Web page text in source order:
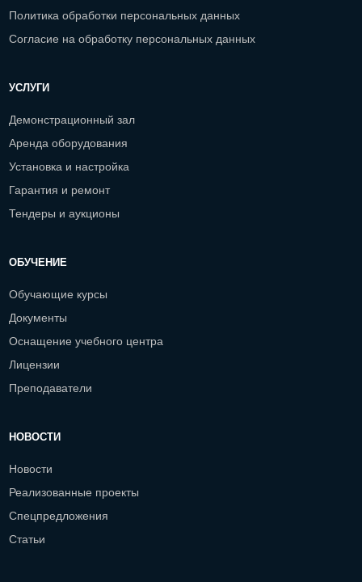
Политика обработки персональных данных
Согласие на обработку персональных данных
УСЛУГИ
Демонстрационный зал
Аренда оборудования
Установка и настройка
Гарантия и ремонт
Тендеры и аукционы
ОБУЧЕНИЕ
Обучающие курсы
Документы
Оснащение учебного центра
Лицензии
Преподаватели
НОВОСТИ
Новости
Реализованные проекты
Спецпредложения
Статьи